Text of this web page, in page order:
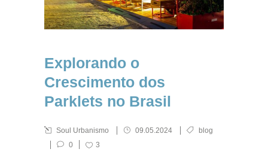
Explorando o
Crescimento dos
Parklets no Brasil
Soul Urbanismo 09.05.2024
blog
0
3